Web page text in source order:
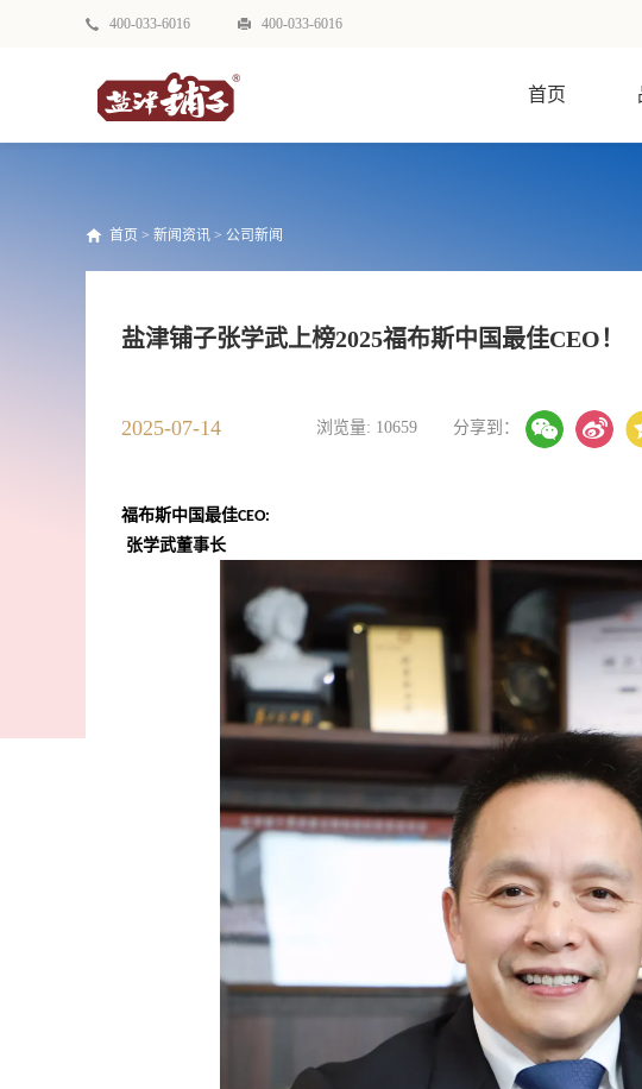
400-033-6016 400-033-6016
首页
首页 > 新闻资讯 > 公司新闻
盐津铺子张学武上榜2025福布斯中国最佳CEO！
2025-07-14 浏览量: 10659 分享到：
福布斯中国最佳CEO:
张学武董事长